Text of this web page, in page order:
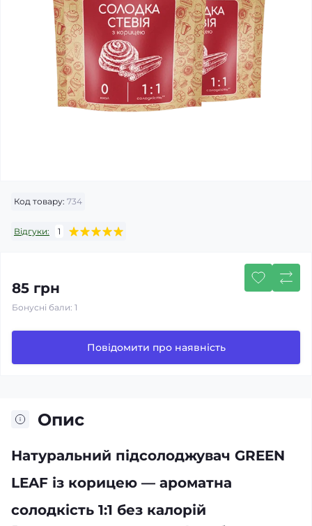
Код товару: 734
Відгуки: 1
85 грн
Бонусні бали: 1
Повідомити про наявність
Опис
Натуральний підсолоджувач GREEN
LEAF із корицею — ароматна
солодкість 1:1 без калорій